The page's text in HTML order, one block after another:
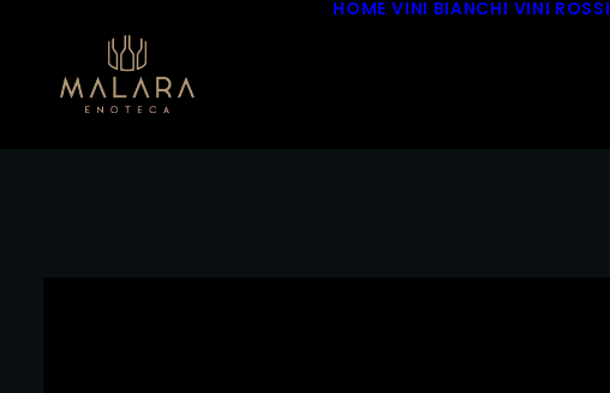
HOME VINI BIANCHI VINI ROSSI